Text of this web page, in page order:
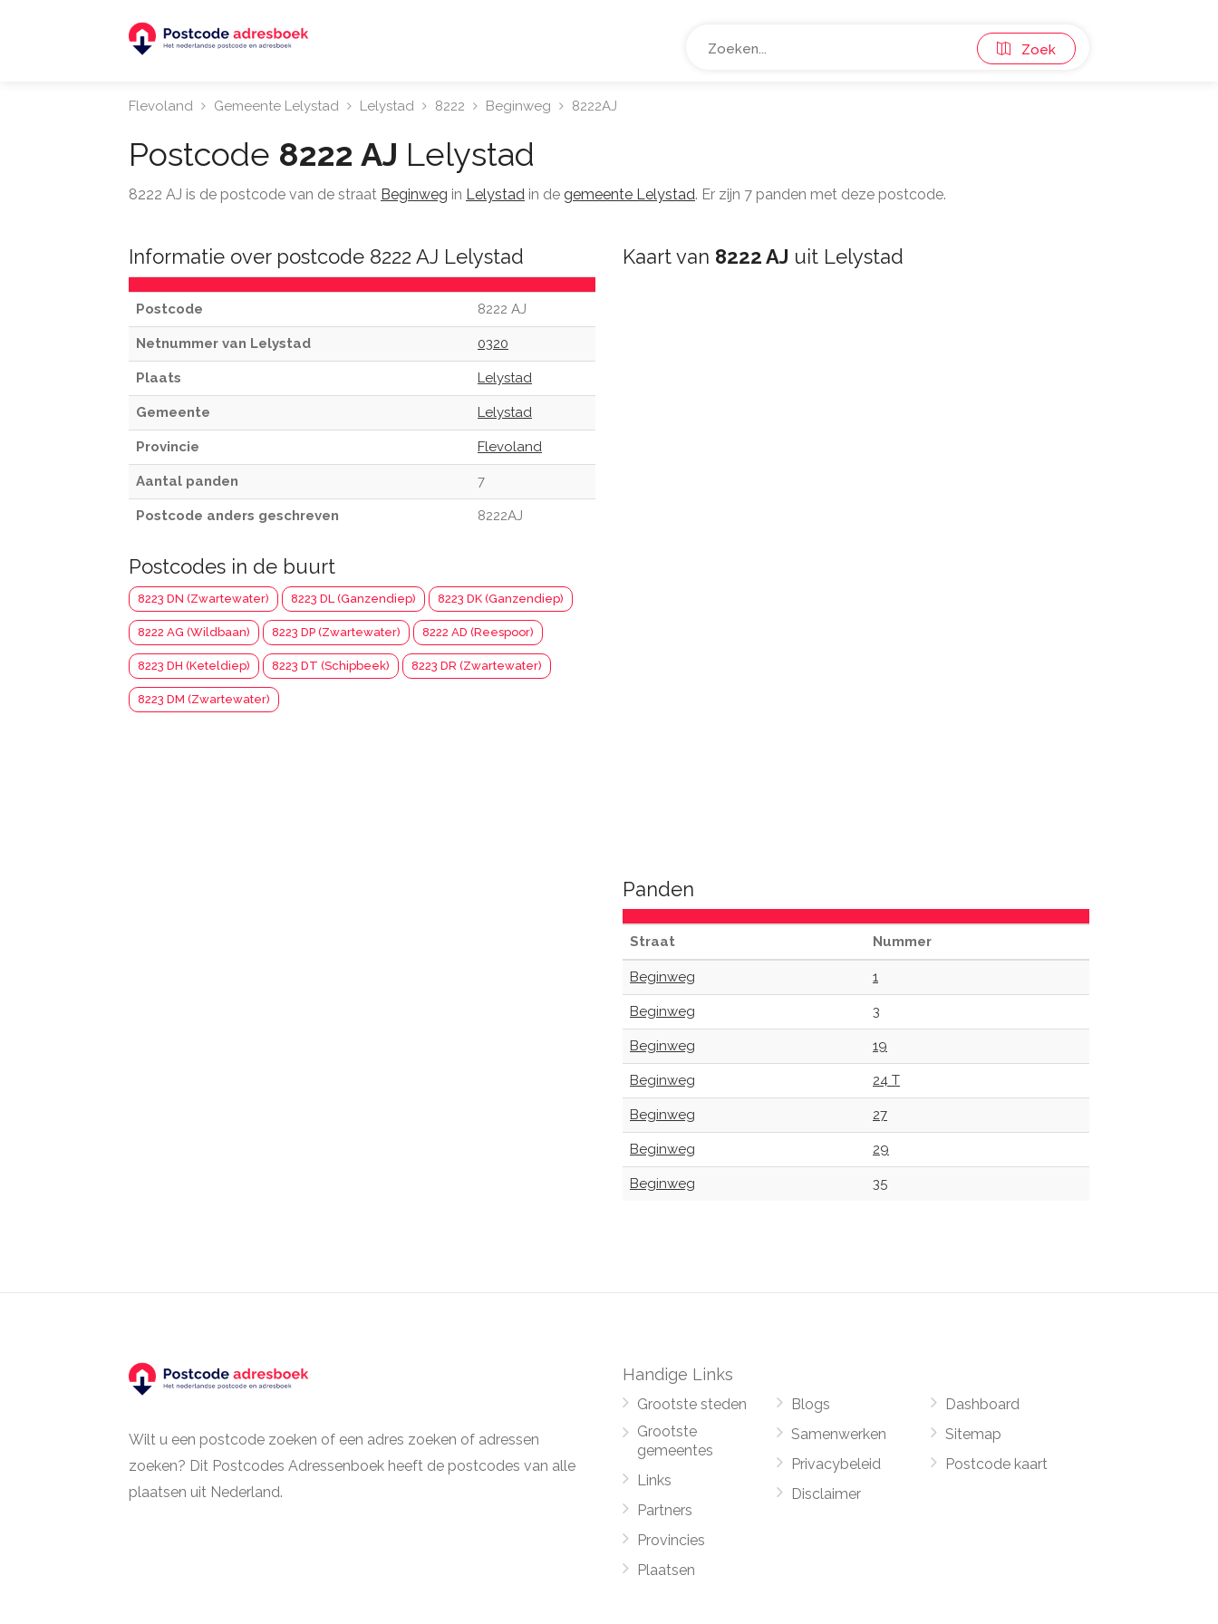
Zoek
Flevoland Gemeente Lelystad Lelystad 8222 Beginweg 8222AJ
Postcode 8222 AJ Lelystad
8222 AJ is de postcode van de straat Beginweg in Lelystad in de gemeente Lelystad. Er zijn 7 panden met deze postcode.
Informatie over postcode 8222 AJ Lelystad
Postcode 8222 AJ
Netnummer van Lelystad 0320
Plaats Lelystad
Gemeente Lelystad
Provincie Flevoland
Aantal panden 7
Postcode anders geschreven 8222AJ
Postcodes in de buurt
8223 DN (Zwartewater) 8223 DL (Ganzendiep) 8223 DK (Ganzendiep)
8222 AG (Wildbaan) 8223 DP (Zwartewater) 8222 AD (Reespoor)
8223 DH (Keteldiep) 8223 DT (Schipbeek) 8223 DR (Zwartewater)
8223 DM (Zwartewater)
Kaart van 8222 AJ uit Lelystad
Panden
Straat Nummer
Beginweg 1
Beginweg 3
Beginweg 19
Beginweg 24 T
Beginweg 27
Beginweg 29
Beginweg 35
Wilt u een postcode zoeken of een adres zoeken of adressen
zoeken? Dit Postcodes Adressenboek heeft de postcodes van alle
plaatsen uit Nederland.
Handige Links
Grootste steden
Grootste
gemeentes
Links
Partners
Provincies
Plaatsen
Blogs
Samenwerken
Privacybeleid
Disclaimer
Dashboard
Sitemap
Postcode kaart